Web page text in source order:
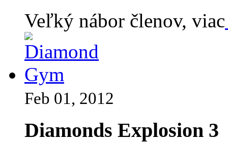
Veľký nábor členov, viac
Feb 01, 2012
Diamonds Explosion 3